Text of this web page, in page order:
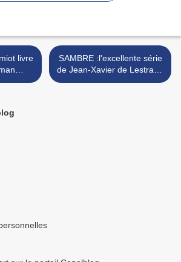
!
SAMBRE :l'excellente série
de Jean-Xavier de Lestrade
adaptée d'un glaçant fait-